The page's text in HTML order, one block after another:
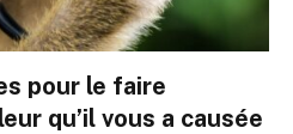
pour le faire
qu’il vous a causée